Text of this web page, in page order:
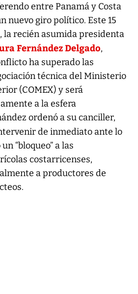
entre Panamá y Costa
nuevo giro político. Este 15
la recién asumida presidenta
Fernández Delgado,
ha superado las
técnica del Ministerio
(COMEX) y será
a la esfera
ordenó a su canciller,
de inmediato ante lo
“bloqueo” a las
costarricenses,
a productores de